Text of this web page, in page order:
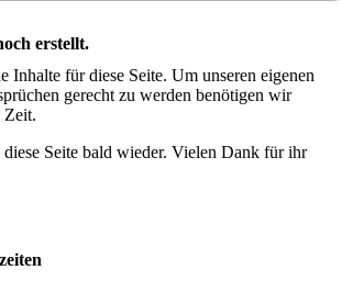
erstellt.
Inhalte für diese Seite. Um unseren eigenen
gerecht zu werden benötigen wir
Zeit.
diese Seite bald wieder. Vielen Dank für ihr